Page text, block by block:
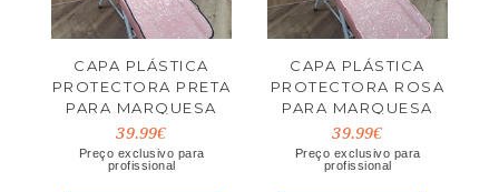
CAPA PLÁSTICA
PROTECTORA PRETA
PARA MARQUESA
39.99€
Preço exclusivo para
profissional
CAPA PLÁSTICA
PROTECTORA ROSA
PARA MARQUESA
39.99€
Preço exclusivo para
profissional